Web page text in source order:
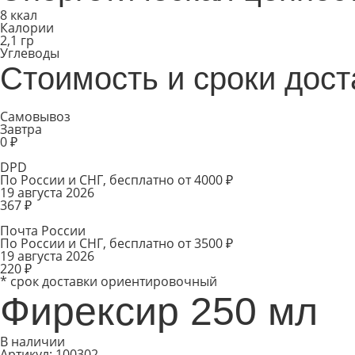
8 ккал
Калории
2,1 гр
Углеводы
Стоимость и сроки
Самовывоз
Завтра
0 ₽
DPD
По России и СНГ, бесплатно от 4000 ₽
19 августа 2026
367 ₽
Почта России
По России и СНГ, бесплатно от 3500 ₽
19 августа 2026
220 ₽
* срок доставки ориентировочный
Фирексир 250 мл
В наличии